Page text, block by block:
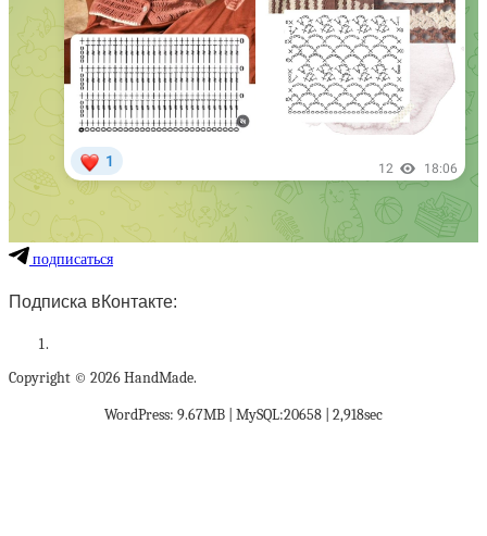
подписаться
Подписка вКонтакте:
Copyright © 2026 HandMade.
WordPress: 9.67MB | MySQL:20658 | 2,918sec